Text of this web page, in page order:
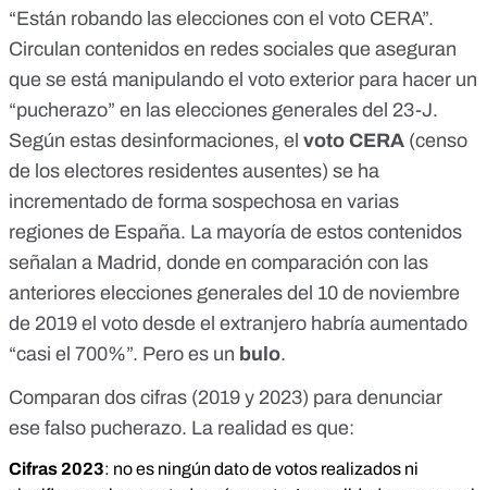
ese voto CERA, arrasan Argentina, Cuba y Venezuela.
Recordemos que la Ley de Memoria Histórica aprobó la
nacionalización de nietos y descendientes de exiliados
españoles. ¿Fue esa Ley aprobada para preparar un
conclusiones.
“Están robando las elecciones con el voto CERA”.
Circulan contenidos en redes sociales que aseguran
que se está manipulando el voto exterior para hacer un
“pucherazo” en las elecciones generales del 23-J.
Según estas desinformaciones, el voto CERA (censo
de los electores residentes ausentes) se ha
incrementado de forma sospechosa en varias
regiones de España. La mayoría de estos contenidos
señalan a Madrid, donde en comparación con las
anteriores elecciones generales del 10 de noviembre
de 2019 el voto desde el extranjero habría aumentado
“casi el 700%”. Pero es un bulo.
Comparan dos cifras (2019 y 2023) para denunciar
ese falso pucherazo. La realidad es que:
Cifras 2023: no es ningún dato de votos realizados ni